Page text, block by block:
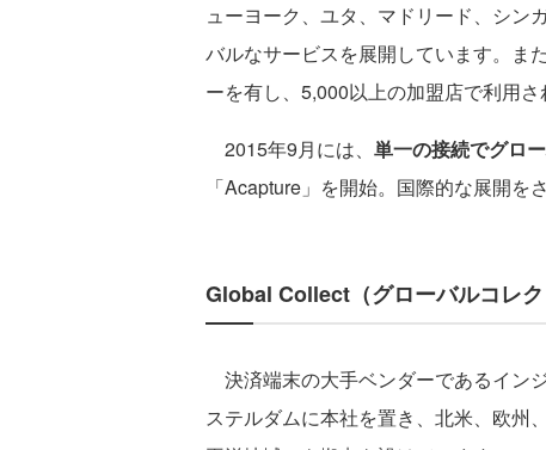
ューヨーク、ユタ、マドリード、シン
バルなサービスを展開しています。ま
ーを有し、5,000以上の加盟店で利用さ
2015年9月には、 単一の接続でグロ
「Acapture」を開始。国際的な展開を
Global Collect（グローバルコレク
決済端末の大手ベンダーであるイン
ステルダムに本社を置き、北米、欧州